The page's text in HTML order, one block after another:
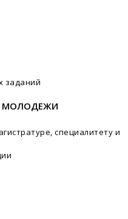
заданий
МОЛОДЕЖИ
специалитету и